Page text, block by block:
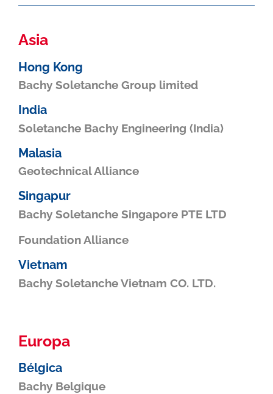
Asia
Hong Kong
Bachy Soletanche Group limited
India
Soletanche Bachy Engineering (India)
Malasia
Geotechnical Alliance
Singapur
Bachy Soletanche Singapore PTE LTD
Foundation Alliance
Vietnam
Bachy Soletanche Vietnam CO. LTD.
Europa
Bélgica
Bachy Belgique